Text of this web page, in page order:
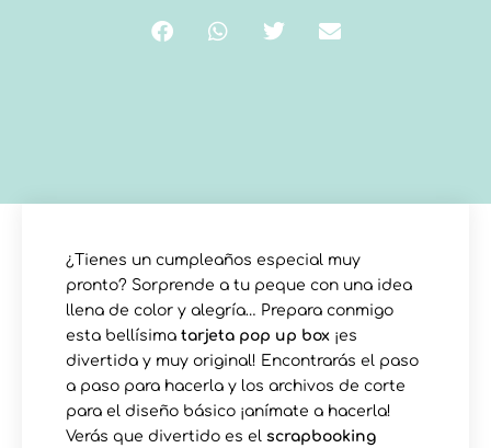
¿Tienes un cumpleaños especial muy
pronto? Sorprende a tu peque con una idea
llena de color y alegría… Prepara conmigo
esta bellísima tarjeta pop up box ¡es
divertida y muy original! Encontrarás el paso
a paso para hacerla y los archivos de corte
para el diseño básico ¡anímate a hacerla!
Verás que divertido es el scrapbooking